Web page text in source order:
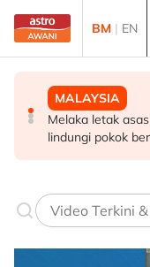
Skip to main content
BM | EN
MALAYSIA
Melaka letak
lindungi pokok
MALAYSIA
Berita tempatan
MALAYSIA
Pengacara, ahli
audio siar sentuh
Video Terkini